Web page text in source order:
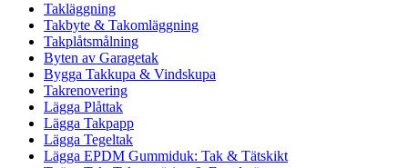
Takläggning
Takbyte & Takomläggning
Takplåtsmålning
Byten av Garagetak
Bygga Takkupa & Vindskupa
Takrenovering
Lägga Plåttak
Lägga Takpapp
Lägga Tegeltak
Lägga EPDM Gummiduk: Tak & Tätskikt